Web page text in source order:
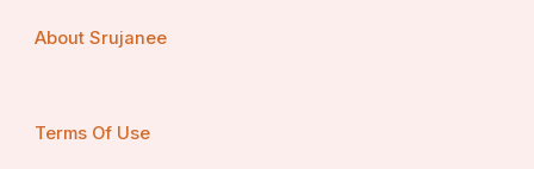
About Srujanee
Terms Of Use